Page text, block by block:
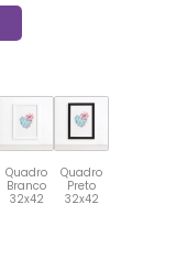
Quadro
Branco
32x42
Quadro
Preto
32x42